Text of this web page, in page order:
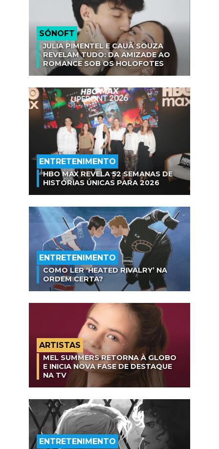
SÓNOFT
JULIA PIMENTEL E CAUÃ SOUZA
REVELAM TUDO: DA AMIZADE AO
ROMANCE SOB OS HOLOFOTES
ENTRETENIMENTO
HBO MAX REVELA 52 SEMANAS DE
HISTÓRIAS ÚNICAS PARA 2026
ENTRETENIMENTO
COMO LER ‘HEATED RIVALRY’ NA
ORDEM CERTA?
ARTISTAS
MEL SUMMERS RETORNA À GLOBO
E INICIA NOVA FASE DE DESTAQUE
NA TV
ENTRETENIMENTO